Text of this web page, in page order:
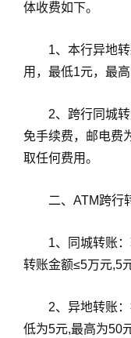
体收费如下。
1、本行异地
用，最低1元，最高
2、跨行同城
免手续费，邮电费
取任何费用。
二、ATM跨行
1、同城转账
转账金额≤5万元,5
2、异地转账
低为5元,最高为50